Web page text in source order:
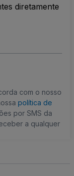
diretamente
com o nosso
política de
por SMS da
a qualquer